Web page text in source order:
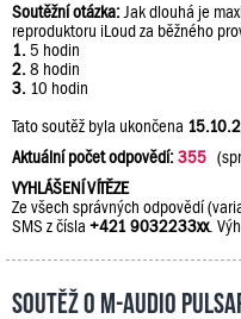
Soutěžní otázka: Jak dlouhá je
reproduktoru iLoud za běžného
1. 5 hodin
2. 8 hodin
3. 10 hodin
Tato soutěž byla ukončena
Aktuální počet odpovědí:355
VYHLÁŠENÍ VÍTĚZE
Ze všech správných odpovědí
SMS z čísla +421 9032233xx.
Soutěž o M-Audio